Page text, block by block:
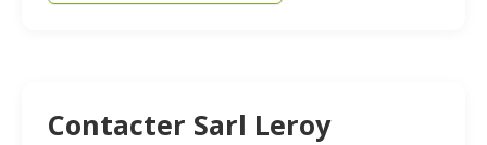
Contacter Sarl Leroy